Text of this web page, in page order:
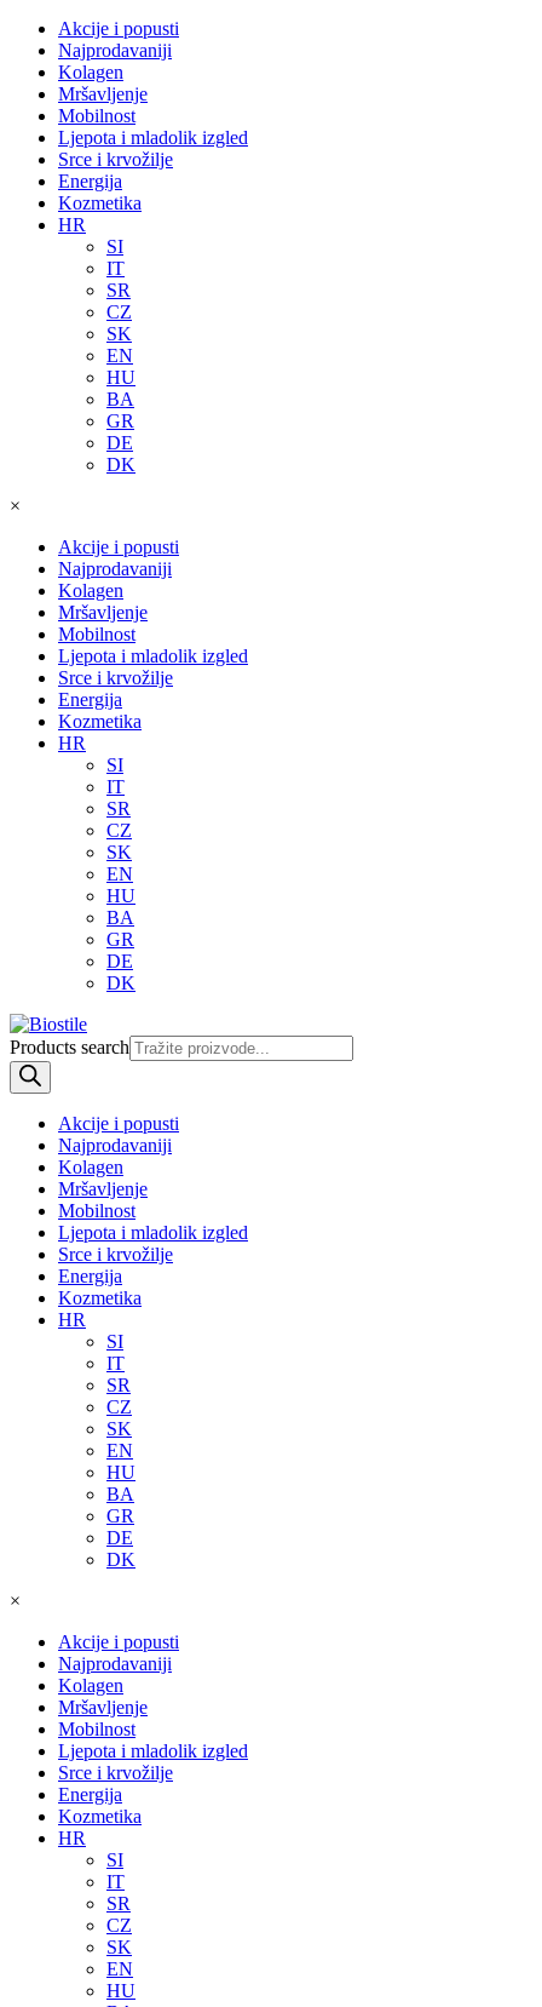
Akcije i popusti
Najprodavaniji
Kolagen
Mršavljenje
Mobilnost
Ljepota i mladolik izgled
Srce i krvožilje
Energija
Kozmetika
HR
SI
IT
SR
CZ
SK
EN
HU
BA
GR
DE
DK
×
Akcije i popusti
Najprodavaniji
Kolagen
Mršavljenje
Mobilnost
Ljepota i mladolik izgled
Srce i krvožilje
Energija
Kozmetika
HR
SI
IT
SR
CZ
SK
EN
HU
BA
GR
DE
DK
Products search
Akcije i popusti
Najprodavaniji
Kolagen
Mršavljenje
Mobilnost
Ljepota i mladolik izgled
Srce i krvožilje
Energija
Kozmetika
HR
SI
IT
SR
CZ
SK
EN
HU
BA
GR
DE
DK
×
Akcije i popusti
Najprodavaniji
Kolagen
Mršavljenje
Mobilnost
Ljepota i mladolik izgled
Srce i krvožilje
Energija
Kozmetika
HR
SI
IT
SR
CZ
SK
EN
HU